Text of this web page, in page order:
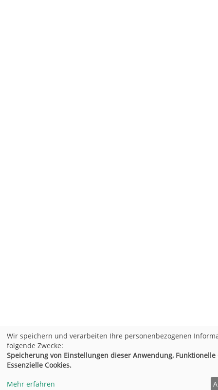
Wir speichern und verarbeiten Ihre personenbezogenen
folgende Zwecke:
Speicherung von Einstellungen dieser Anwendung, Funktionelle
Essenzielle Cookies.
Mehr erfahren